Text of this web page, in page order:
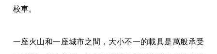
校車。
一座火山和一座城市之間，大小不一的載具是萬般承受